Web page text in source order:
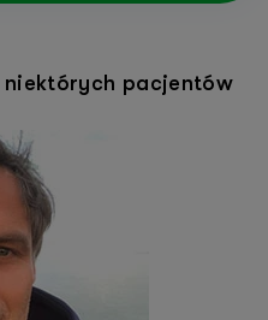
niektórych pacjentów